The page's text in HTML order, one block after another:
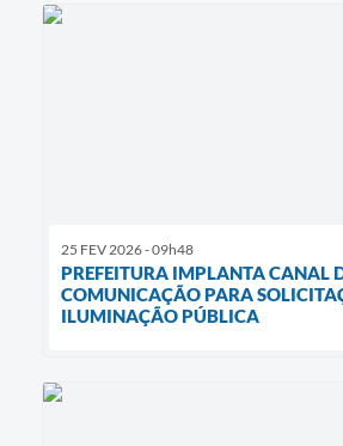
25 FEV 2026 - 09h48
PREFEITURA IMPLANTA CANAL
COMUNICAÇÃO PARA
ILUMINAÇÃO PÚBLICA